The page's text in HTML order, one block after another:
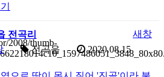
새창
전곡리
전곡읍
2020.08.15